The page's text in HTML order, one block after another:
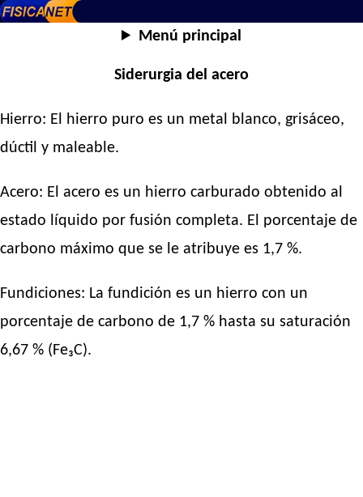
Menú principal
Siderurgia del acero
Hierro: El hierro puro es un metal blanco, grisáceo,
dúctil y maleable.
Acero: El acero es un hierro carburado obtenido al
estado líquido por fusión completa. El porcentaje de
carbono máximo que se le atribuye es 1,7 %.
Fundiciones: La fundición es un hierro con un
porcentaje de carbono de 1,7 % hasta su saturación
6,67 % (Fe₃C).